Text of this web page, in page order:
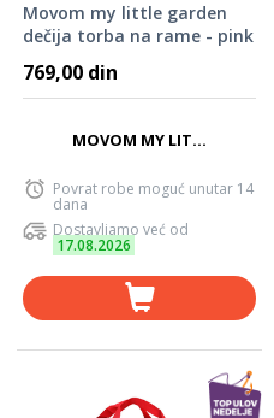
Movom my little garden
dečija torba na rame - pink
769,00 din
MOVOM MY LIT...
Povrat robe moguć unutar 14
dana
Dostavljamo već od
17.08.2026